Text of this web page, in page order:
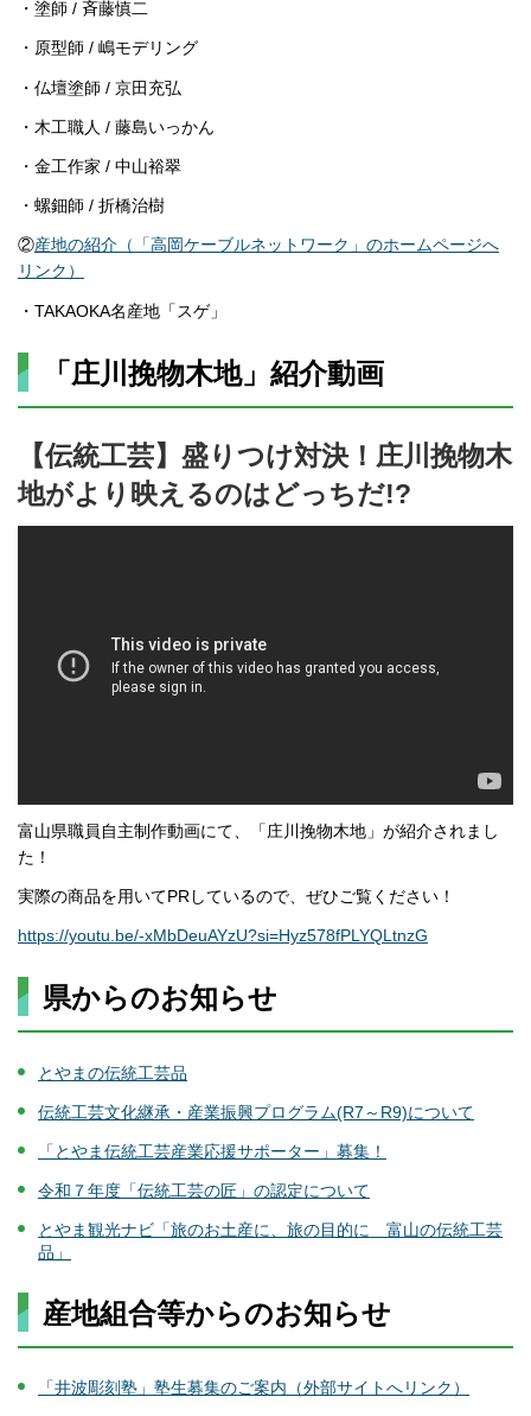
・塗師 / 斉藤慎二
・原型師 / 嶋モデリング
・仏壇塗師 / 京田充弘
・木工職人 / 藤島いっかん
・金工作家 / 中山裕翠
・螺鈿師 / 折橋治樹
②産地の紹介（「高岡ケーブルネットワーク」のホームページへ
リンク）
・TAKAOKA名産地「スゲ」
「庄川挽物木地」紹介動画
【伝統工芸】盛りつけ対決！庄川挽物木
地がより映えるのはどっちだ!?
富山県職員自主制作動画にて、「庄川挽物木地」が紹介されまし
た！
実際の商品を用いてPRしているので、ぜひご覧ください！
https://youtu.be/-xMbDeuAYzU?si=Hyz578fPLYQLtnzG
県からのお知らせ
とやまの伝統工芸品
伝統工芸文化継承・産業振興プログラム(R7～R9)について
「とやま伝統工芸産業応援サポーター」募集！
令和７年度「伝統工芸の匠」の認定について
とやま観光ナビ「旅のお土産に、旅の目的に 富山の伝統工芸
品」
産地組合等からのお知らせ
「井波彫刻塾」塾生募集のご案内（外部サイトへリンク）